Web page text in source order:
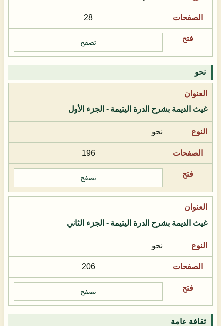
28
تصفح
نحو
غيث الديمة بشرح الدرة اليتيمة - الجزء الأول
نحو
196
تصفح
غيث الديمة بشرح الدرة اليتيمة - الجزء الثاني
نحو
206
تصفح
ثقافة عامة